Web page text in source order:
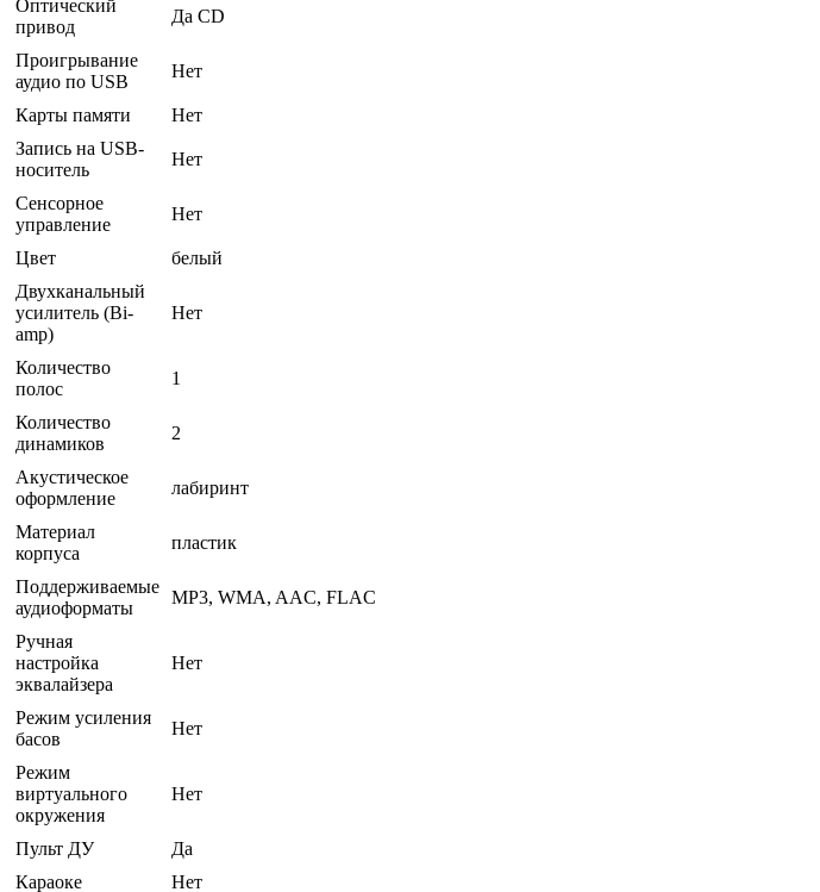
Оптический
привод
Да CD
Проигрывание
аудио по USB
Нет
Карты памяти
Нет
Запись на USB-
носитель
Нет
Сенсорное
управление
Нет
Цвет
белый
Двухканальный
усилитель (Bi-
amp)
Нет
Количество
полос
1
Количество
динамиков
2
Акустическое
оформление
лабиринт
Материал
корпуса
пластик
Поддерживаемые
аудиоформаты
MP3, WMA, AAC, FLAC
Ручная
настройка
эквалайзера
Нет
Режим усиления
басов
Нет
Режим
виртуального
окружения
Нет
Пульт ДУ
Да
Караоке
Нет